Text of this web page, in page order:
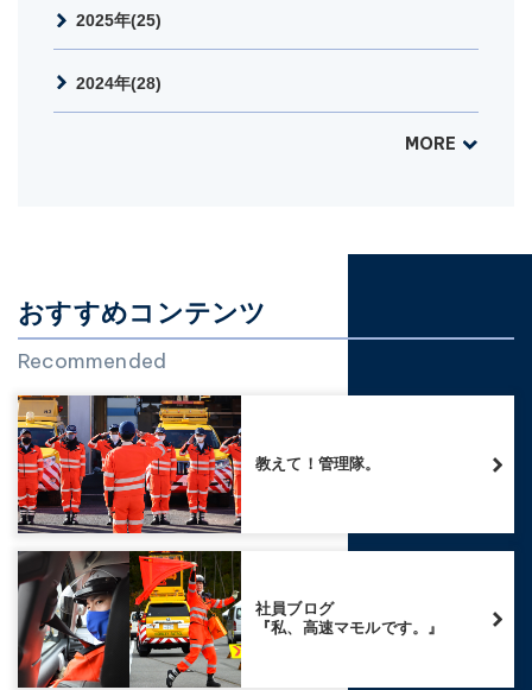
2025年(25)
2024年(28)
MORE
おすすめコンテンツ
Recommended
教えて！管理隊。
社員ブログ
『私、高速マモルです。』